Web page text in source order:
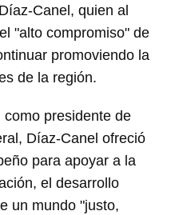
Canel, quien al
"alto compromiso" de
promoviendo la
de la región.
presidente de
Díaz-Canel ofreció
para apoyar a la
el desarrollo
un mundo "justo,